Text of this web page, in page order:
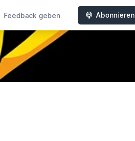
Feedback geben Abonnieren